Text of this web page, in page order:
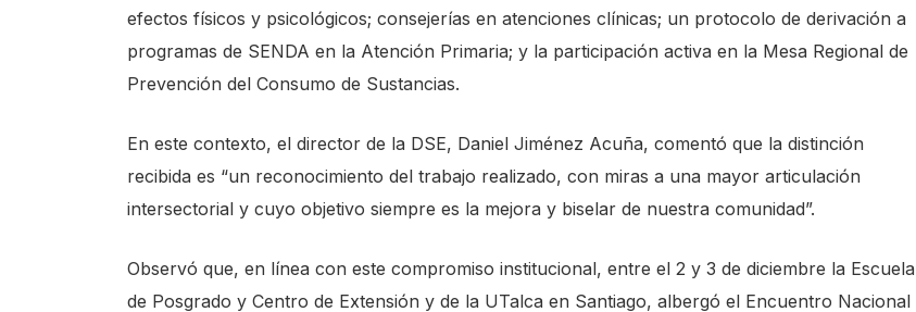
efectos físicos y psicológicos; consejerías en atenciones clínicas; un protocolo de derivación a
programas de SENDA en la Atención Primaria; y la participación activa en la Mesa Regional de
Prevención del Consumo de Sustancias.
En este contexto, el director de la DSE, Daniel Jiménez Acuña, comentó que la distinción
recibida es “un reconocimiento del trabajo realizado, con miras a una mayor articulación
intersectorial y cuyo objetivo siempre es la mejora y biselar de nuestra comunidad”.
Observó que, en línea con este compromiso institucional, entre el 2 y 3 de diciembre la Escuela
de Posgrado y Centro de Extensión y de la UTalca en Santiago, albergó el Encuentro Nacional